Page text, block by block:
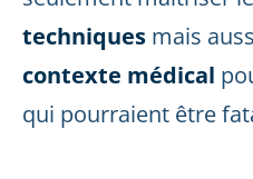
techniques mais
contexte médical
qui pourraient être